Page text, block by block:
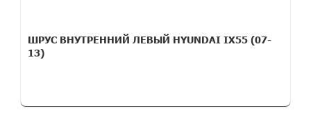
ШРУС ВНУТРЕННИЙ ЛЕВЫЙ HYUNDAI IX55 (07-
13)